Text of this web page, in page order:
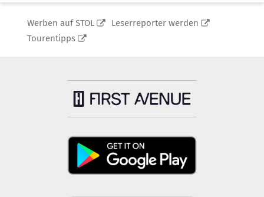
Werben auf STOL
Leserreporter werden
Tourentipps